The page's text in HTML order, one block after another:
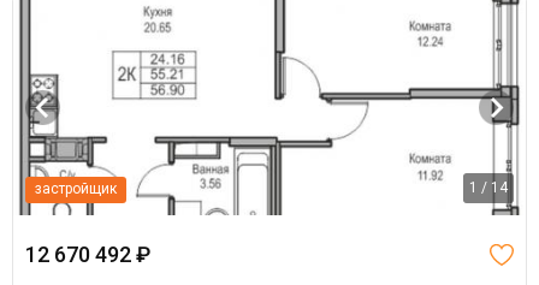
застройщик 1 / 14
12 670 492 ₽